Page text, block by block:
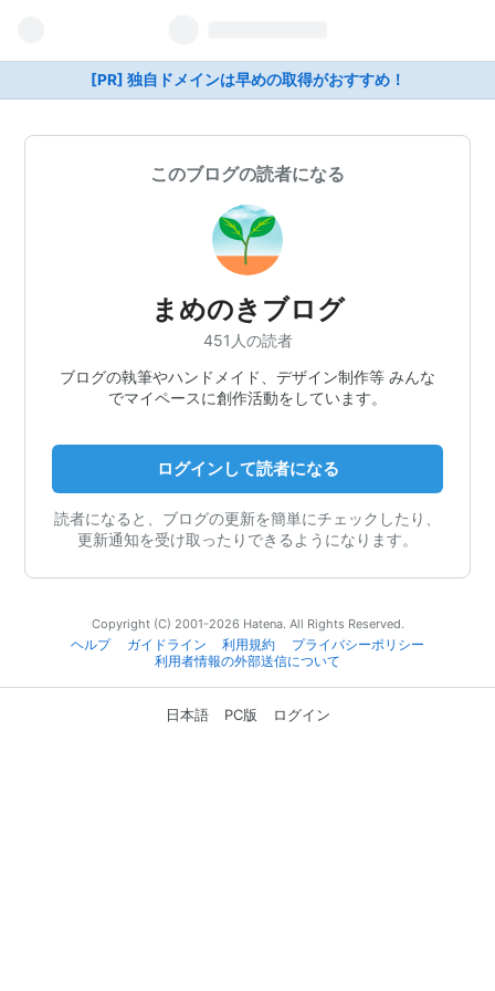
[PR] 独自ドメインは早めの取得がおすすめ！
このブログの読者になる
まめのきブログ
451人の読者
ブログの執筆やハンドメイド、デザイン制作等 みんな
でマイペースに創作活動をしています。
ログインして読者になる
読者になると、ブログの更新を簡単にチェックしたり、
更新通知を受け取ったりできるようになります。
Copyright (C) 2001-2026 Hatena. All Rights Reserved.
ヘルプ
ガイドライン 利用規約
プライバシーポリシー
利用者情報の外部送信について
日本語 PC版 ログイン